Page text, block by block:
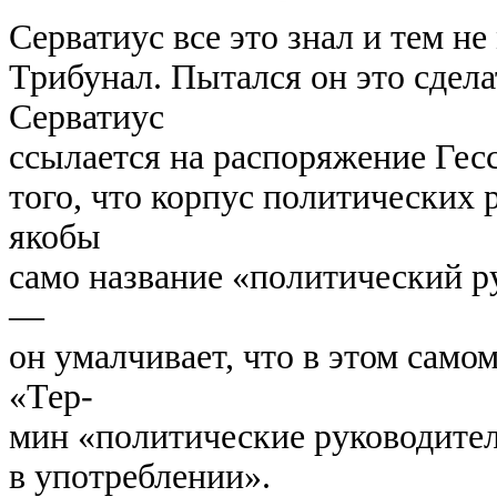
Серватиус все это знал и тем
Трибунал. Пытался он это
Серватиус
ссылается на распоряжение
того, что корпус политических
якобы
само название «политический
—
он умалчивает, что в этом
«Тер-
мин «политические
в употреблении».